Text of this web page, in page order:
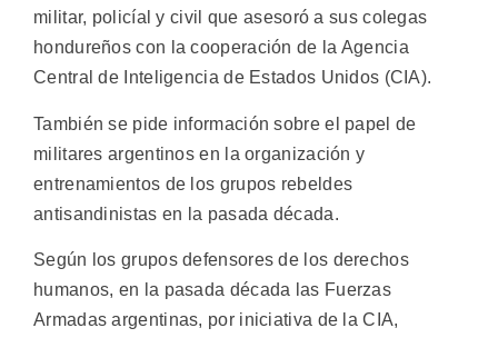
militar, policíal y civil que asesoró a sus colegas
hondureños con la cooperación de la Agencia
Central de Inteligencia de Estados Unidos (CIA).
También se pide información sobre el papel de
militares argentinos en la organización y
entrenamientos de los grupos rebeldes
antisandinistas en la pasada década.
Según los grupos defensores de los derechos
humanos, en la pasada década las Fuerzas
Armadas argentinas, por iniciativa de la CIA,